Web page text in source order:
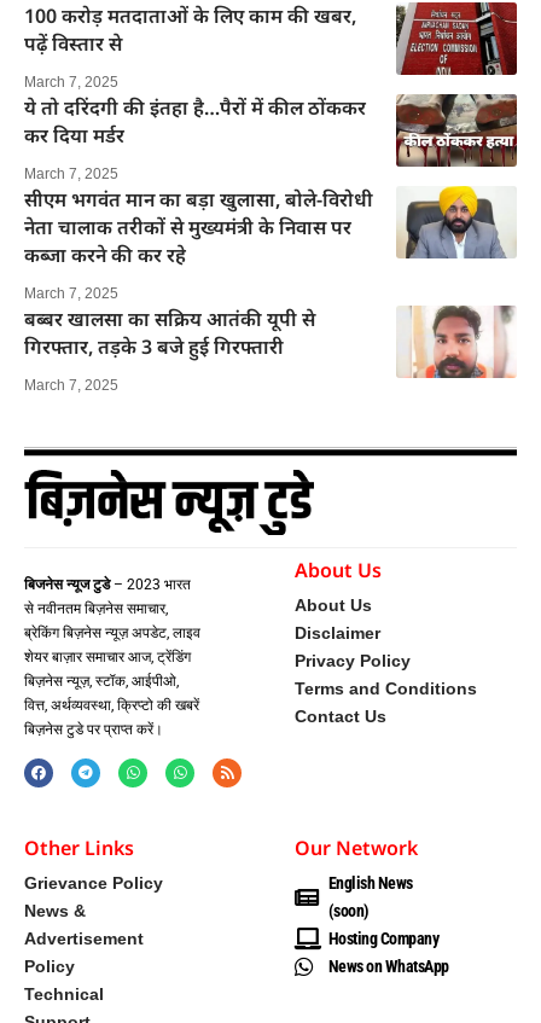
100 करोड़ मतदाताओं के लिए काम की खबर,
पढ़ें विस्तार से
March 7, 2025
ये तो दरिंदगी की इंतहा है…पैरों में कील ठोंककर
कर दिया मर्डर
March 7, 2025
सीएम भगवंत मान का बड़ा खुलासा, बोले-विरोधी
नेता चालाक तरीकों से मुख्यमंत्री के निवास पर
कब्जा करने की कर रहे
March 7, 2025
बब्बर खालसा का सक्रिय आतंकी यूपी से
गिरफ्तार, तड़के 3 बजे हुई गिरफ्तारी
March 7, 2025
बिजनेस न्यूज टुडे– 2023 भारत
से नवीनतम बिज़नेस समाचार,
ब्रेकिंग बिज़नेस न्यूज़ अपडेट, लाइव
शेयर बाज़ार समाचार आज, ट्रेंडिंग
बिज़नेस न्यूज़, स्टॉक, आईपीओ,
वित्त, अर्थव्यवस्था, क्रिप्टो की खबरें
बिज़नेस टुडे पर प्राप्त करें।
About Us
About Us
Disclaimer
Privacy Policy
Terms and Conditions
Contact Us
Other Links
Grievance Policy
News &
Advertisement
Policy
Technical
Our Network
English News
(soon)
Hosting Company
News on WhatsApp